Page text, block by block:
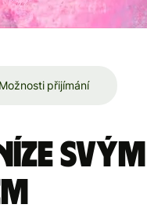
Možnosti přijímání
svým